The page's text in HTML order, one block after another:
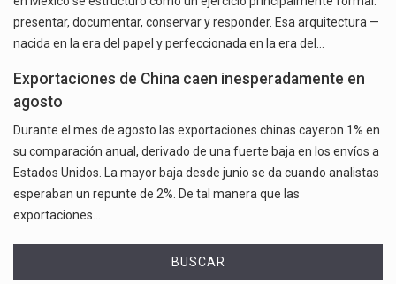
presentar, documentar, conservar y responder. Esa arquitectura —
nacida en la era del papel y perfeccionada en la era del…
Exportaciones de China caen inesperadamente en
agosto
Durante el mes de agosto las exportaciones chinas cayeron 1% en
su comparación anual, derivado de una fuerte baja en los envíos a
Estados Unidos. La mayor baja desde junio se da cuando analistas
esperaban un repunte de 2%. De tal manera que las
exportaciones…
BUSCAR